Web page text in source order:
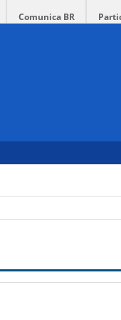
Comunica BR